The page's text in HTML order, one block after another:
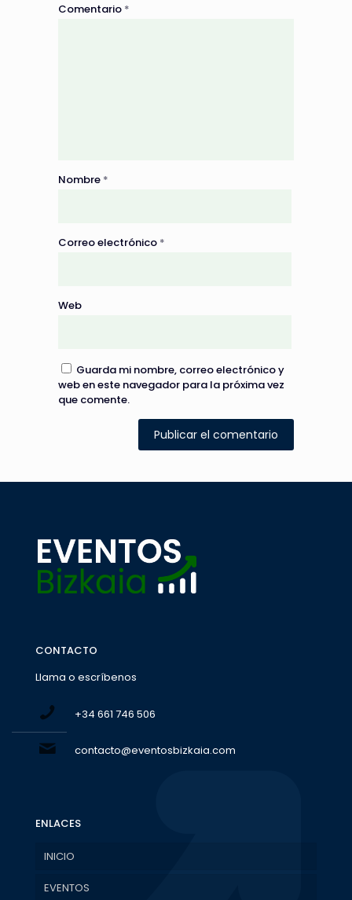
Comentario *
Nombre *
Correo electrónico *
Web
Guarda mi nombre, correo electrónico y
web en este navegador para la próxima vez
que comente.
CONTACTO
Llama o escríbenos
+34 661 746 506
contacto@eventosbizkaia.com
ENLACES
INICIO
EVENTOS